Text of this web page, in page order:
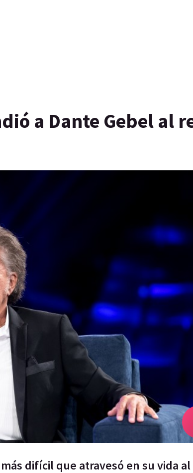
a Dante Gebel al
difícil que atravesó en su vida